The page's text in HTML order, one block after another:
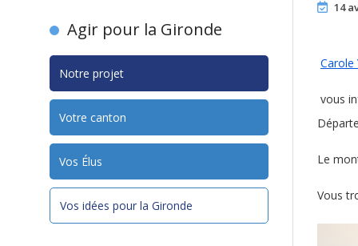
14
Carole
vous
Le
Vous
Agir pour la Gironde
Notre projet
Votre canton
Vos Élus
Vos idées pour la Gironde